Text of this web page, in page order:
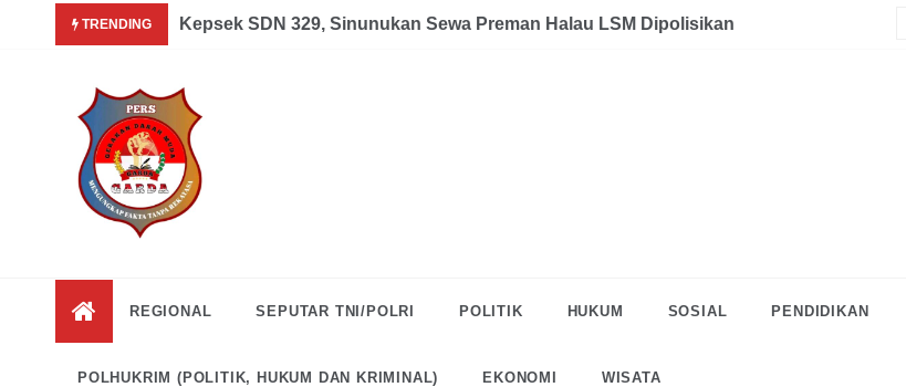
TRENDING
News Indonesia yang Sedang Pemulihan Pasca Kecelakaan
Kepsek SDN 329, Sinunukan Sewa Preman Halau LSM Dipolisikan
News
Indonesia
Tanpa Rekayasa
REGIONAL SEPUTAR TNI/POLRI POLITIK HUKUM SOSIAL PENDIDIKAN
POLHUKRIM (POLITIK, HUKUM DAN KRIMINAL) EKONOMI WISATA